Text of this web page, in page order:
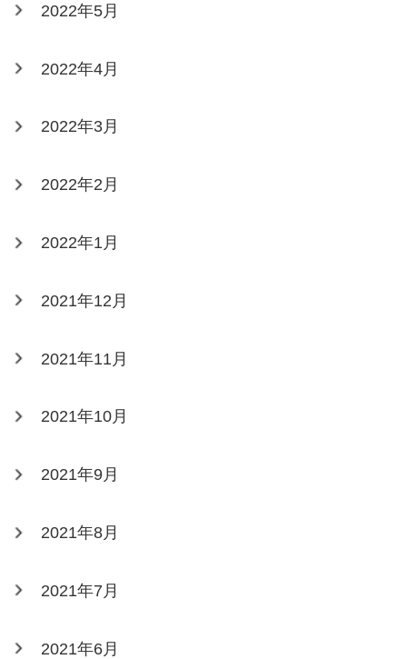
2022年5月
2022年4月
2022年3月
2022年2月
2022年1月
2021年12月
2021年11月
2021年10月
2021年9月
2021年8月
2021年7月
2021年6月